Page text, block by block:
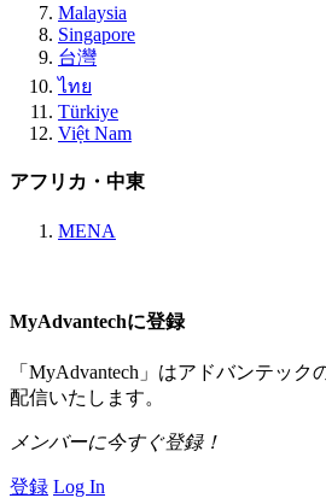
Malaysia
Singapore
台灣
ไทย
Türkiye
Việt Nam
アフリカ・中東
MENA
MyAdvantechに登録
「MyAdvantech」はアドバンテッ
配信いたします。
メンバーに今すぐ登録！
登録 Log In